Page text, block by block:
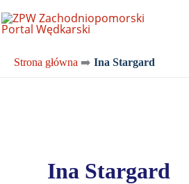
do
Strona główna ➡️ Ina Stargard
Ina Stargard